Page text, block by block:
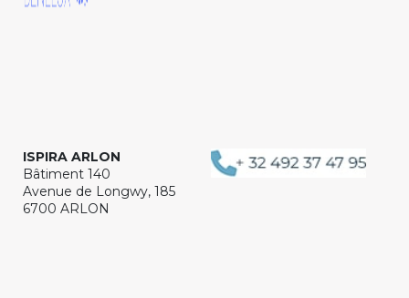
ISPIRA ARLON
Bâtiment 140
Avenue de Longwy, 185
6700 ARLON